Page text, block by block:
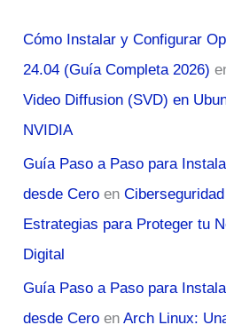
Cómo Instalar y Configurar
24.04 (Guía Completa 2026)
Video Diffusion (SVD) en
NVIDIA
Guía Paso a Paso para
desde Cero en
Estrategias para Proteger tu
Digital
Guía Paso a Paso para
desde Cero enArch Linux: